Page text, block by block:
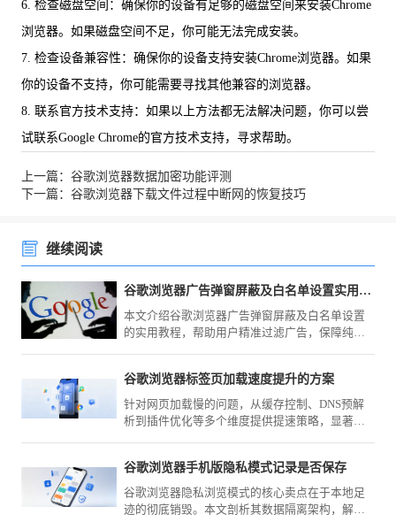
6. 检查磁盘空间：确保你的设备有足够的磁盘空间来安装Chrome
浏览器。如果磁盘空间不足，你可能无法完成安装。
7. 检查设备兼容性：确保你的设备支持安装Chrome浏览器。如果
你的设备不支持，你可能需要寻找其他兼容的浏览器。
8. 联系官方技术支持：如果以上方法都无法解决问题，你可以尝
试联系Google Chrome的官方技术支持，寻求帮助。
上一篇：谷歌浏览器数据加密功能评测
下一篇：谷歌浏览器下载文件过程中断网的恢复技巧
继续阅读
谷歌浏览器广告弹窗屏蔽及白名单设置实用教程
本文介绍谷歌浏览器广告弹窗屏蔽及白名单设置
的实用教程，帮助用户精准过滤广告，保障纯净
谷歌浏览器标签页加载速度提升的方案
针对网页加载慢的问题，从缓存控制、DNS预解
析到插件优化等多个维度提供提速策略，显著提
谷歌浏览器手机版隐私模式记录是否保存
谷歌浏览器隐私浏览模式的核心卖点在于本地足
迹的彻底销毁。本文剖析其数据隔离架构，解释